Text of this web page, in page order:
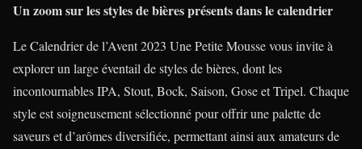
Un zoom sur les styles de bières présents dans le calendrier
Le Calendrier de l’Avent 2023 Une Petite Mousse vous invite à
explorer un large éventail de styles de bières, dont les
incontournables IPA, Stout, Bock, Saison, Gose et Tripel. Chaque
style est soigneusement sélectionné pour offrir une palette de
saveurs et d’arômes diversifiée, permettant ainsi aux amateurs de